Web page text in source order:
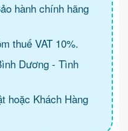
hành chính hãng
thuế VAT 10%.
Dương - Tình
hoặc Khách Hàng